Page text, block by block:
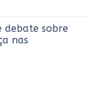
debate sobre
nas